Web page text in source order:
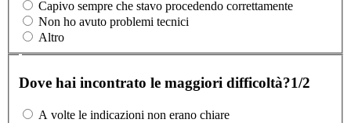
Capivo sempre che stavo procedendo correttamente
Non ho avuto problemi tecnici
Altro
Dove hai incontrato le maggiori difficoltà?1/2
A volte le indicazioni non erano chiare